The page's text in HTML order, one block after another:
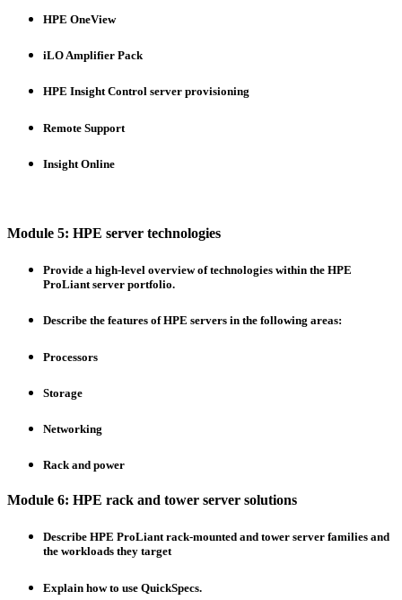
HPE OneView
iLO Amplifier Pack
HPE Insight Control server provisioning
Remote Support
Insight Online
Module 5: HPE server technologies
Provide a high-level overview of technologies within the HPE
ProLiant server portfolio.
Describe the features of HPE servers in the following areas:
Processors
Storage
Networking
Rack and power
Module 6: HPE rack and tower server solutions
Describe HPE ProLiant rack-mounted and tower server families and
the workloads they target
Explain how to use QuickSpecs.